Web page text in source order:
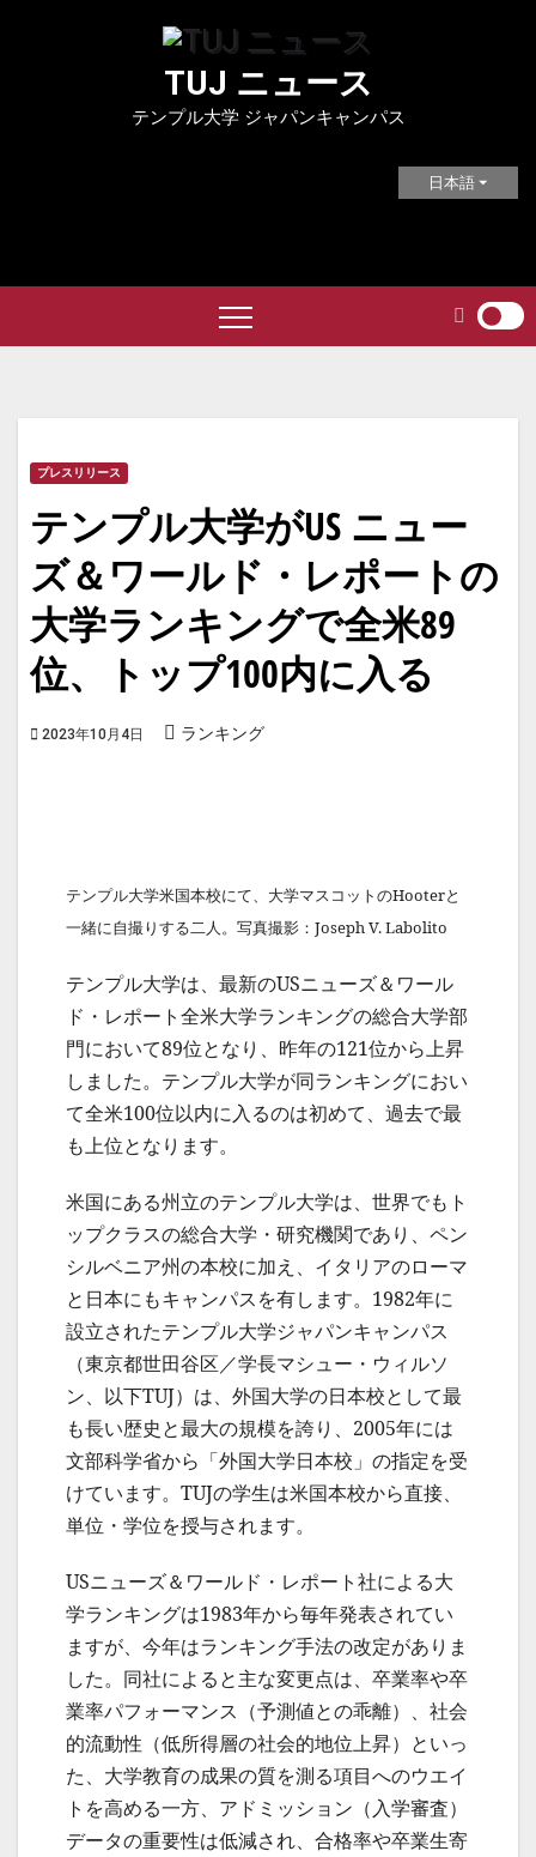
TUJ ニュース
テンプル大学 ジャパンキャンパス
日本語
プレスリリース
テンプル大学がUS ニュー
ズ＆ワールド・レポートの
大学ランキングで全米89
位、トップ100内に入る
2023年10月4日 ランキング
テンプル大学米国本校にて、大学マスコットのHooterと
一緒に自撮りする二人。写真撮影：Joseph V. Labolito
テンプル大学は、最新のUSニューズ＆ワール
ド・レポート全米大学ランキングの総合大学部
門において89位となり、昨年の121位から上昇
しました。テンプル大学が同ランキングにおい
て全米100位以内に入るのは初めて、過去で最
も上位となります。
米国にある州立のテンプル大学は、世界でもト
ップクラスの総合大学・研究機関であり、ペン
シルベニア州の本校に加え、イタリアのローマ
と日本にもキャンパスを有します。1982年に
設立されたテンプル大学ジャパンキャンパス
（東京都世田谷区／学長マシュー・ウィルソ
ン、以下TUJ）は、外国大学の日本校として最
も長い歴史と最大の規模を誇り、2005年には
文部科学省から「外国大学日本校」の指定を受
けています。TUJの学生は米国本校から直接、
単位・学位を授与されます。
USニューズ＆ワールド・レポート社による大
学ランキングは1983年から毎年発表されてい
ますが、今年はランキング手法の改定がありま
した。同社によると主な変更点は、卒業率や卒
業率パフォーマンス（予測値との乖離）、社会
的流動性（低所得層の社会的地位上昇）といっ
た、大学教育の成果の質を測る項目へのウエイ
トを高める一方、アドミッション（入学審査）
データの重要性は低減され、合格率や卒業生寄